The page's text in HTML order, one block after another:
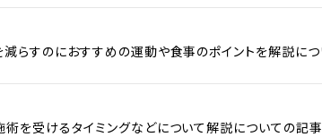
らすのにおすすめの運動や食事のポイントを解説に
を受けるタイミングなどについて解説についての記